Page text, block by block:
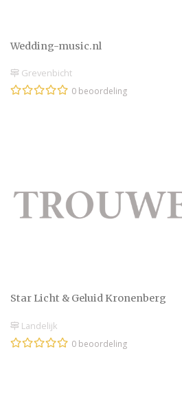
Wedding-music.nl
Grevenbicht
0 beoordeling
Star Licht & Geluid Kronenberg
Landelijk
0 beoordeling